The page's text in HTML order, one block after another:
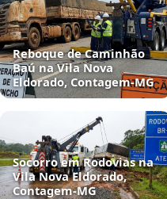
Reboque de Caminhão
Baú na Vila Nova
Eldorado, Contagem‑MG
Socorro em Rodovias na
Vila Nova Eldorado,
Contagem‑MG